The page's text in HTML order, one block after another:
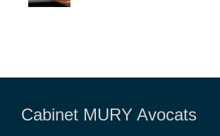
Cabinet MURY Avocats